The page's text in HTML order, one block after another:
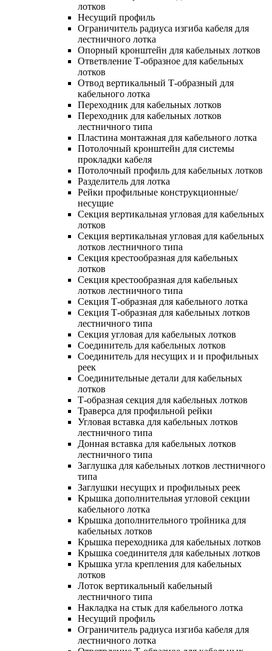
лотков
Несущий профиль
Ограничитель радиуса изгиба кабеля для
лестничного лотка
Опорный кронштейн для кабельных лотков
Ответвление Т-образное для кабельных
лотков
Отвод вертикальный Т-образный для
кабельного лотка
Переходник для кабельных лотков
Переходник для кабельных лотков
лестничного типа
Пластина монтажная для кабельного лотка
Потолочный кронштейн для системы
прокладки кабеля
Потолочный профиль для кабельных лотков
Разделитель для лотка
Рейки профильные конструкционные/
несущие
Секция вертикальная угловая для кабельных
лотков
Секция вертикальная угловая для кабельных
лотков лестничного типа
Секция крестообразная для кабельных
лотков
Секция крестообразная для кабельных
лотков лестничного типа
Секция Т-образная для кабельного лотка
Секция Т-образная для кабельных лотков
лестничного типа
Секция угловая для кабельных лотков
Соединитель для кабельных лотков
Соединитель для несущих и и профильных
реек
Соединительные детали для кабельных
лотков
Т-образная секция для кабельных лотков
Траверса для профильной рейки
Угловая вставка для кабельных лотков
лестничного типа
Донная вставка для кабельных лотков
лестничного типа
Заглушка для кабельных лотков лестничного
типа
Заглушки несущих и профильных реек
Крышка дополнительная угловой секции
кабельного лотка
Крышка дополнительного тройника для
кабельных лотков
Крышка переходника для кабельных лотков
Крышка соединителя для кабельных лотков
Крышка угла крепления для кабельных
лотков
Лоток вертикальный кабельный
лестничного типа
Накладка на стык для кабельного лотка
Несущий профиль
Ограничитель радиуса изгиба кабеля для
лестничного лотка